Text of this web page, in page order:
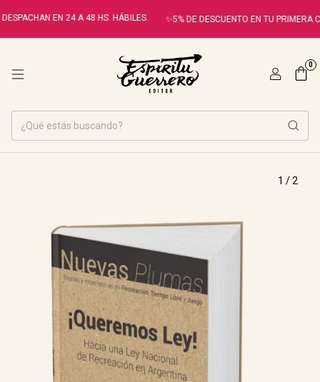
EN 24 A 48 HS. HÁBILES. ✨5% DE DESCUENTO EN TU PRIMERA
0
1 /2